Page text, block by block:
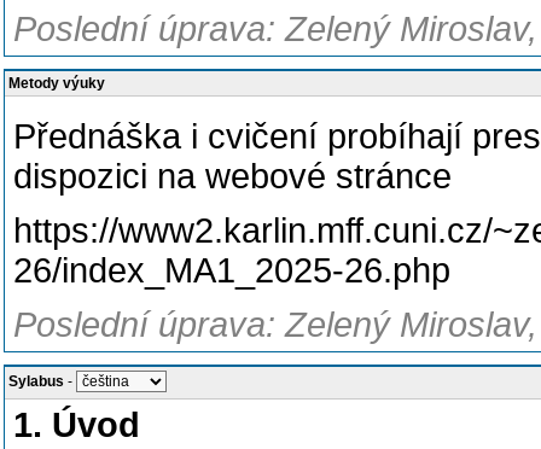
Poslední úprava: Zelený
Metody výuky
Přednáška i cvičení probíhají
dispozici na webové stránce
https://www2.karlin.mff.cuni.cz/
26/index_MA1_2025-26.php
Poslední úprava: Zelený
Sylabus -
1. Úvod